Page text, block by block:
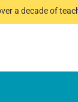
a decade of